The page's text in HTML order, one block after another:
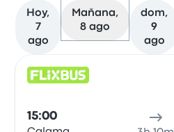
Hoy,
7
ago
Mañana,
8 ago
dom,
9
ago
15:00